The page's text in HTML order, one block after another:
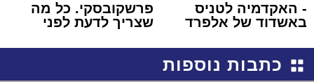
- האקדמיה לטניס
באשדוד של אלפרד
פרשקובסקי. כל מה
שצריך לדעת לפני
באשדוד
כתבות נוספות